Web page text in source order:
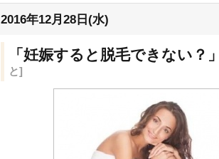
2016年12月28日(水)
「妊娠すると脱毛できない？
と]